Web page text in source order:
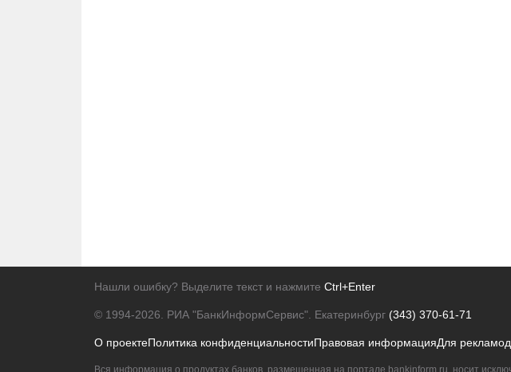
Нашли ошибку? Выделите текст и нажмите Ctrl+Enter
© 1994-2026. РИА "БанкИнформСервис". Екатеринбург (343) 370-61-71
О проектеПолитика конфиденциальностиПравовая информацияДля
Вся информация о продуктах банков, размещенная на портале bankinform.ru, носит